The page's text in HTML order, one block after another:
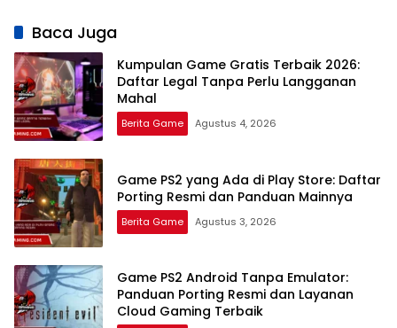
Emulator dan
Judul Legendaris
Tanpa Lag
Baca Juga
Kumpulan Game Gratis Terbaik 2026:
Daftar Legal Tanpa Perlu Langganan
Mahal
Berita Game Agustus 4, 2026
Game PS2 yang Ada di Play Store: Daftar
Porting Resmi dan Panduan Mainnya
Berita Game Agustus 3, 2026
Game PS2 Android Tanpa Emulator:
Panduan Porting Resmi dan Layanan
Cloud Gaming Terbaik